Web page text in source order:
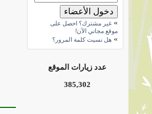
» غير مشترك؟ احصل على
موقع مجاني الآن!
» هل نسيت كلمة المرور؟
عدد زيارات الموقع
385,302